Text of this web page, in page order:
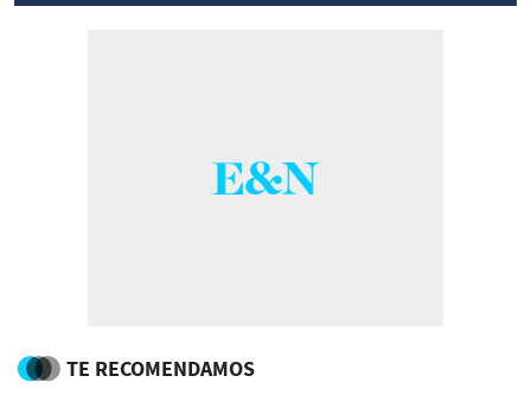
TE RECOMENDAMOS